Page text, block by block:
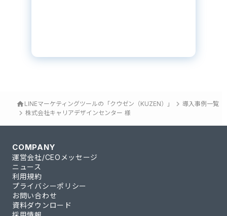
home LINEマーケティングツールの「クウゼン（KUZEN）」 keyboard_arrow_right 導入事例一覧
keyboard_arrow_right 株式会社キャリアデザインセンター 様
COMPANY
運営会社/CEOメッセージ
ニュース
利用規約
プライバシーポリシー
お問い合わせ
資料ダウンロード